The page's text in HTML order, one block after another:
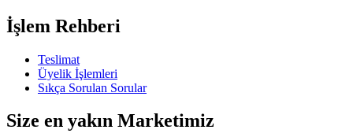
İşlem Rehberi
Teslimat
Üyelik İşlemleri
Sıkça Sorulan Sorular
Size en yakın Marketimiz